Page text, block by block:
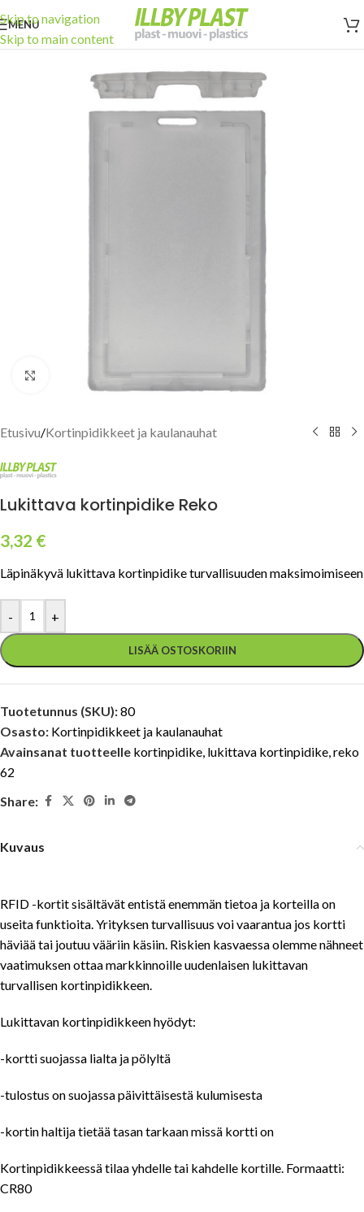
Skip to navigation
Skip to main content
MENU
Click to enlarge
Etusivu/Kortinpidikkeet ja kaulanauhat
Lukittava kortinpidike Reko
3,32 €
Läpinäkyvä lukittava kortinpidike turvallisuuden maksimoimiseen
- +
LISÄÄ OSTOSKORIIN
Tuotetunnus (SKU):80
Osasto: Kortinpidikkeet ja kaulanauhat
Avainsanat tuotteelle kortinpidike, lukittava kortinpidike,reko
62
Share:
Kuvaus
RFID -kortit sisältävät entistä enemmän tietoa ja korteilla on
useita funktioita. Yrityksen turvallisuus voi vaarantua jos kortti
häviää tai joutuu vääriin käsiin. Riskien kasvaessa olemme nähneet
vaatimuksen ottaa markkinnoille uudenlaisen lukittavan
turvallisen kortinpidikkeen.
Lukittavan kortinpidikkeen hyödyt:
-kortti suojassa lialta ja pölyltä
-tulostus on suojassa päivittäisestä kulumisesta
-kortin haltija tietää tasan tarkaan missä kortti on
Kortinpidikkeessä tilaa yhdelle tai kahdelle kortille. Formaatti:
CR80